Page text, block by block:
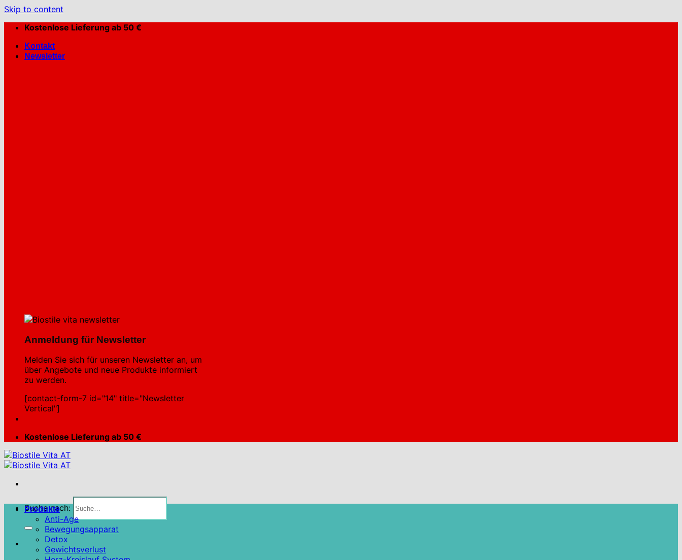
Skip to content
Kostenlose Lieferung ab 50 €
Kontakt
Newsletter
Anmeldung für Newsletter
Melden Sie sich für unseren Newsletter an, um
über Angebote und neue Produkte informiert
zu werden.
[contact-form-7 id="14" title="Newsletter
Vertical"]
Kostenlose Lieferung ab 50 €
Suche nach:
Produkte
Anti-Age
Bewegungsapparat
Detox
Gewichtsverlust